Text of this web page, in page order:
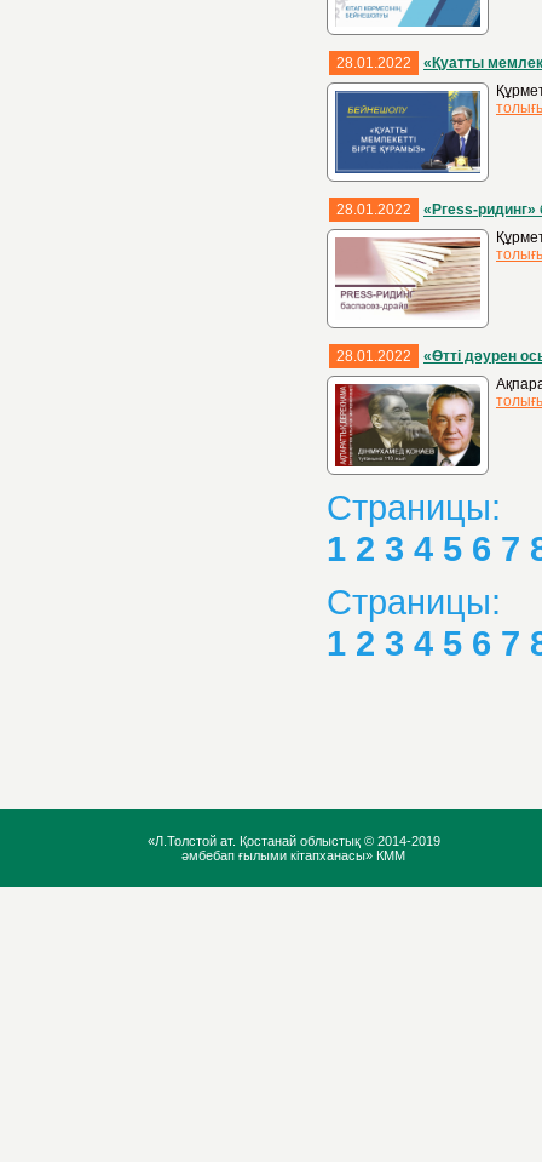
28.01.2022
«Қуатты
28.01.2022
«Ргеѕѕ-ридинг»
28.01.2022
«Өтті дәурен
Страницы:
1 2 3 4 5 6 7
Страницы:
1 2 3 4 5 6 7
«Л.Толстой ат. Қостанай облыстық © 2014-2019
әмбебап ғылыми кітапханасы» КММ